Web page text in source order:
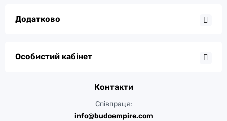
Додатково
Особистий кабінет
Контакти
Співпраця:
info@budoempire.com